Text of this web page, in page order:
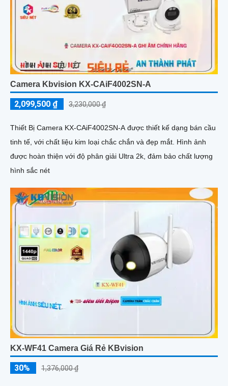
Camera Kbvision KX-CAiF4002SN-A
2,099,500 ₫ 3,230,000 ₫
Thiết Bị Camera KX-CAiF4002SN-A được thiết kế dạng bán cầu
tinh tế, với chất liệu kim loại chắc chắn và đẹp mắt. Hình ảnh
được hoàn thiện với độ phân giải Ultra 2k, đảm bảo chất lượng
hình sắc nét
KX-WF41 Camera Giá Rẻ KBvision
30% 1,376,000 ₫